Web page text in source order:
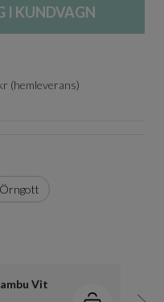
I KUNDVAGN
(hemleverans)
Örngott
Vit